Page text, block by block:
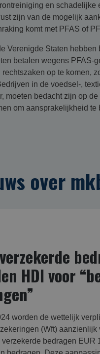
en schadelijke
zijn van de mogelijk
komt met PFAS of
Verenigde Staten
betalen wegens PFAS-
op te komen,
in de voedsel-,
moeten bedacht zijn op
om aansprakelijkheid te
over
HDI voor
worden de wettelijk
(Wft)
bedragen EUR